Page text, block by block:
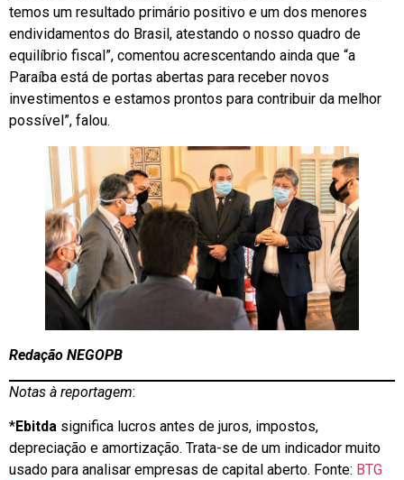
temos um resultado primário positivo e um dos menores
endividamentos do Brasil, atestando o nosso quadro de
equilíbrio fiscal”, comentou acrescentando ainda que “a
Paraíba está de portas abertas para receber novos
investimentos e estamos prontos para contribuir da melhor
possível”, falou.
Redação NEGOPB
Notas à reportagem:
*Ebitda significa lucros antes de juros, impostos,
depreciação e amortização. Trata-se de um indicador muito
usado para analisar empresas de capital aberto. Fonte: BTG